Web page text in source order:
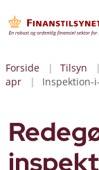
Forside Tilsyn
apr
Inspektion-